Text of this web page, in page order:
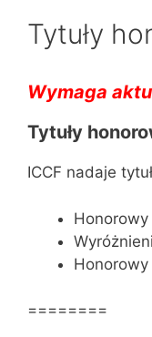
Tytuły
Wymaga
Tytuły
ICCF nadaje
Honorowy
========